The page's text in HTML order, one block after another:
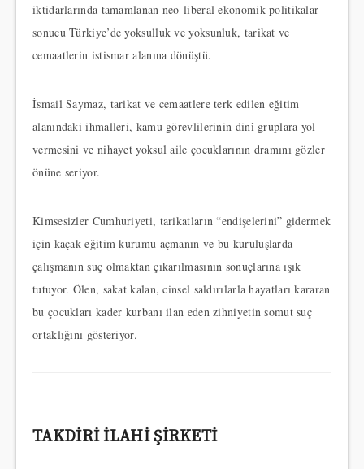
iktidarlarında tamamlanan neo-liberal ekonomik politikalar
sonucu Türkiye’de yoksulluk ve yoksunluk, tarikat ve
cemaatlerin istismar alanına dönüştü.
İsmail Saymaz, tarikat ve cemaatlere terk edilen eğitim
alanındaki ihmalleri, kamu görevlilerinin dinî gruplara yol
vermesini ve nihayet yoksul aile çocuklarının dramını gözler
önüne seriyor.
Kimsesizler Cumhuriyeti, tarikatların “endişelerini” gidermek
için kaçak eğitim kurumu açmanın ve bu kuruluşlarda
çalışmanın suç olmaktan çıkarılmasının sonuçlarına ışık
tutuyor. Ölen, sakat kalan, cinsel saldırılarla hayatları kararan
bu çocukları kader kurbanı ilan eden zihniyetin somut suç
ortaklığını gösteriyor.
TAKDİRİ İLAHİ ŞİRKETİ